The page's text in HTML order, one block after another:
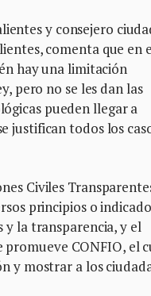
y consejero
comenta que en
hay una limitación
pero no se les dan las
pueden llegar a
justifican todos los
Civiles
principios o
la transparencia, y el
promueve CONFIO, el
y mostrar a los